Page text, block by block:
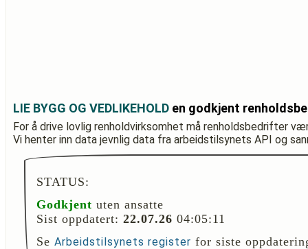
LIE BYGG OG VEDLIKEHOLD en godkjent
For å drive lovlig renholdvirksomhet må renholdsbedrifter
Vi henter inn data jevnlig data fra arbeidstilsynets API og
STATUS:
Godkjent uten ansatte
Sist oppdatert: 22.07.26 04:05:11
Se Arbeidstilsynets register for siste